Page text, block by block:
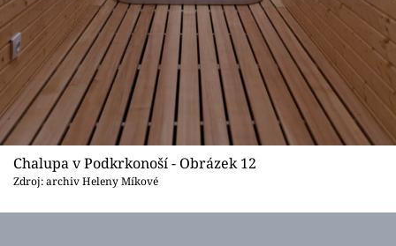
Chalupa v Podkrkonoší - Obrázek 12
Zdroj: archiv Heleny Míkové